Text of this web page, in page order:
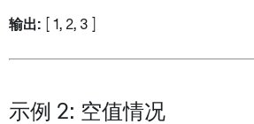
输出: [ 1, 2, 3 ]
示例 2: 空值情况